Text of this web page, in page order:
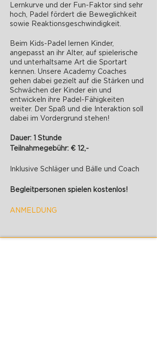
Lernkurve und der Fun-Faktor sind sehr
hoch, Padel fördert die Beweglichkeit
sowie Reaktionsgeschwindigkeit.
Beim Kids-Padel lernen Kinder,
angepasst an ihr Alter, auf spielerische
und unterhaltsame Art die Sportart
kennen. Unsere Academy Coaches
gehen dabei gezielt auf die Stärken und
Schwächen der Kinder ein und
entwickeln ihre Padel-Fähigkeiten
weiter. Der Spaß und die Interaktion soll
dabei im Vordergrund stehen!
Dauer: 1 Stunde
Teilnahmegebühr: € 12,-
Inklusive Schläger und Bälle und Coach
Begleitpersonen spielen kostenlos!
ANMELDUNG